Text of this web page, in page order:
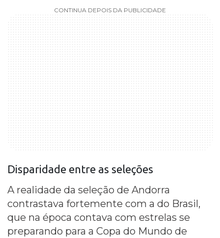
CONTINUA DEPOIS DA PUBLICIDADE
Disparidade entre as seleções
A realidade da seleção de Andorra
contrastava fortemente com a do Brasil,
que na época contava com estrelas se
preparando para a Copa do Mundo de